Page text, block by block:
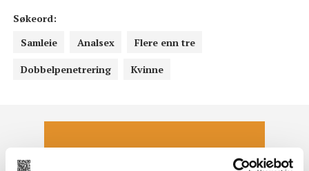
Søkeord:
Samleie
Analsex Flere enn tre
Dobbelpenetrering Kvinne